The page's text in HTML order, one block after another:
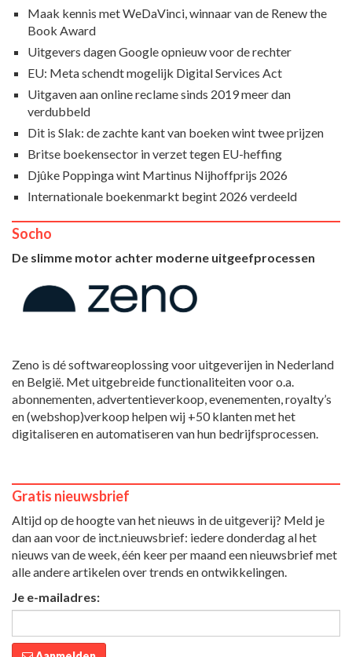
Maak kennis met WeDaVinci, winnaar van de Renew the
Book Award
Uitgevers dagen Google opnieuw voor de rechter
EU: Meta schendt mogelijk Digital Services Act
Uitgaven aan online reclame sinds 2019 meer dan
verdubbeld
Dit is Slak: de zachte kant van boeken wint twee prijzen
Britse boekensector in verzet tegen EU-heffing
Djûke Poppinga wint Martinus Nijhoffprijs 2026
Internationale boekenmarkt begint 2026 verdeeld
Socho
De slimme motor achter moderne uitgeefprocessen
Zeno is dé softwareoplossing voor uitgeverijen in Nederland
en België. Met uitgebreide functionaliteiten voor o.a.
abonnementen, advertentieverkoop, evenementen, royalty’s
en (webshop)verkoop helpen wij +50 klanten met het
digitaliseren en automatiseren van hun bedrijfsprocessen.
Gratis nieuwsbrief
Altijd op de hoogte van het nieuws in de uitgeverij? Meld je
dan aan voor de inct.nieuwsbrief: iedere donderdag al het
nieuws van de week, één keer per maand een nieuwsbrief met
alle andere artikelen over trends en ontwikkelingen.
Je e-mailadres: